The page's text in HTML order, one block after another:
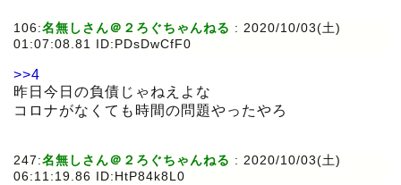
106:名無しさん＠２ろぐちゃんねる : 2020/10/03(土)
01:07:08.81 ID:PDsDwCfF0
>>4
昨日今日の負債じゃねえよな
コロナがなくても時間の問題やったやろ
247:名無しさん＠２ろぐちゃんねる : 2020/10/03(土)
06:11:19.86 ID:HtP84k8L0